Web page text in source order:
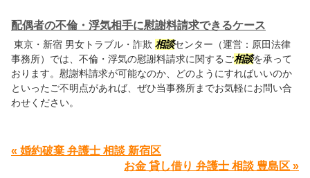
配偶者の不倫・浮気相手に慰謝料請求できるケース
東京・新宿 男女トラブル・詐欺 相談センター（運営：原田法律
事務所）では、不倫・浮気の慰謝料請求に関するご相談を承って
おります。慰謝料請求が可能なのか、どのようにすればいいのか
といったご不明点があれば、ぜひ当事務所までお気軽にお問い合
わせください。
« 婚約破棄 弁護士 相談 新宿区
お金 貸し借り 弁護士 相談 豊島区 »